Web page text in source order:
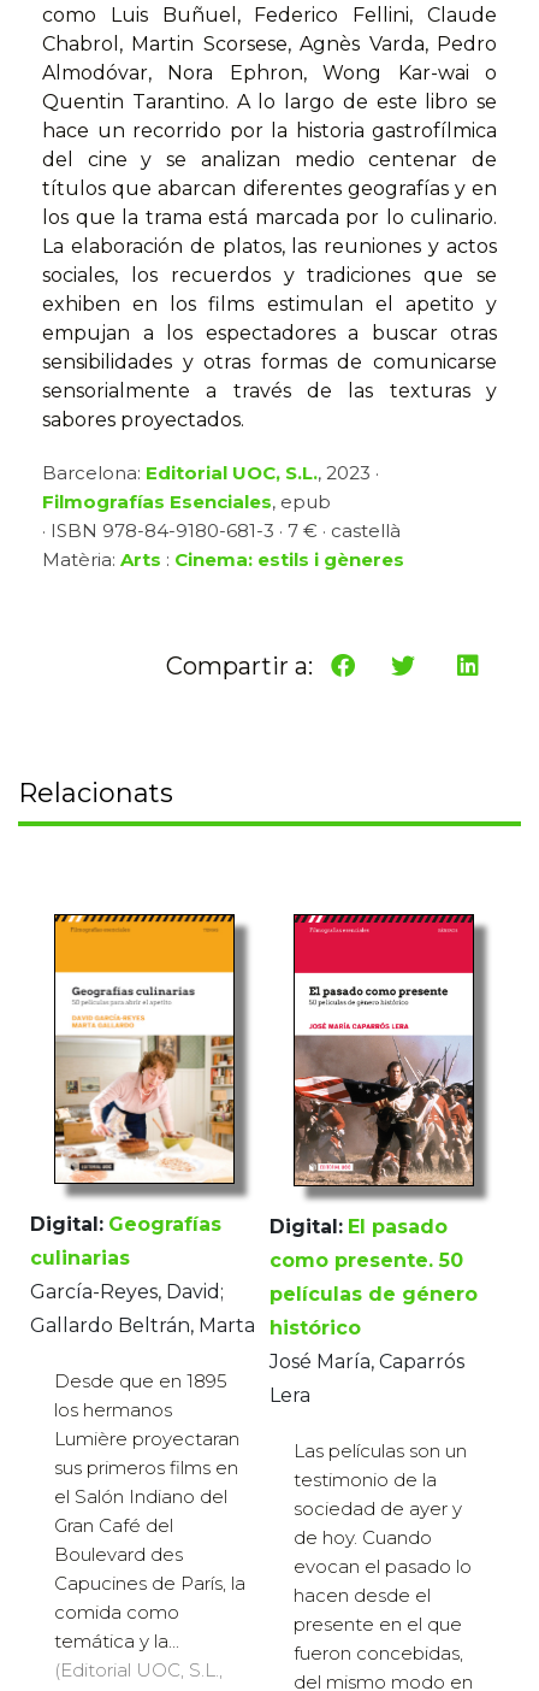
como Luis Buñuel, Federico Fellini, Claude
Chabrol, Martin Scorsese, Agnès Varda, Pedro
Almodóvar, Nora Ephron, Wong Kar-wai o
Quentin Tarantino. A lo largo de este libro se
hace un recorrido por la historia gastrofílmica
del cine y se analizan medio centenar de
títulos que abarcan diferentes geografías y en
los que la trama está marcada por lo culinario.
La elaboración de platos, las reuniones y actos
sociales, los recuerdos y tradiciones que se
exhiben en los films estimulan el apetito y
empujan a los espectadores a buscar otras
sensibilidades y otras formas de comunicarse
sensorialmente a través de las texturas y
sabores proyectados.
Barcelona: Editorial UOC, S.L., 2023 ·
Filmografías Esenciales, epub
· ISBN 978-84-9180-681-3 · 7 € · castellà
Matèria: Arts : Cinema: estils i gèneres
Compartir a:
Relacionats
Digital: Geografías
culinarias
García-Reyes, David;
Gallardo Beltrán, Marta
Desde que en 1895
los hermanos
Lumière proyectaran
sus primeros films en
el Salón Indiano del
Gran Café del
Boulevard des
Capucines de París, la
comida como
temática y la...
(Editorial UOC, S.L.,
Digital: El pasado
como presente. 50
películas de género
histórico
José María, Caparrós
Lera
Las películas son un
testimonio de la
sociedad de ayer y
de hoy. Cuando
evocan el pasado lo
hacen desde el
presente en el que
fueron concebidas,
del mismo modo en